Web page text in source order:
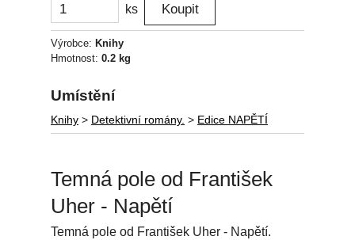
ks
Výrobce: Knihy
Hmotnost: 0.2 kg
Umístění
Knihy > Detektivní romány. > Edice NAPĚTÍ
Temná pole od František
Uher - Napětí
Temná pole od František Uher - Napětí.